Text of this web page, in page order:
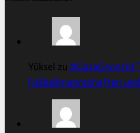
Yüksel zu#GazaGenozid:
Fußballmannschaften